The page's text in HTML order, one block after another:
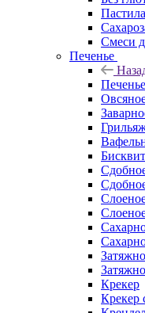
Смеси
Печенье
Печенье
Крекер
Крекер